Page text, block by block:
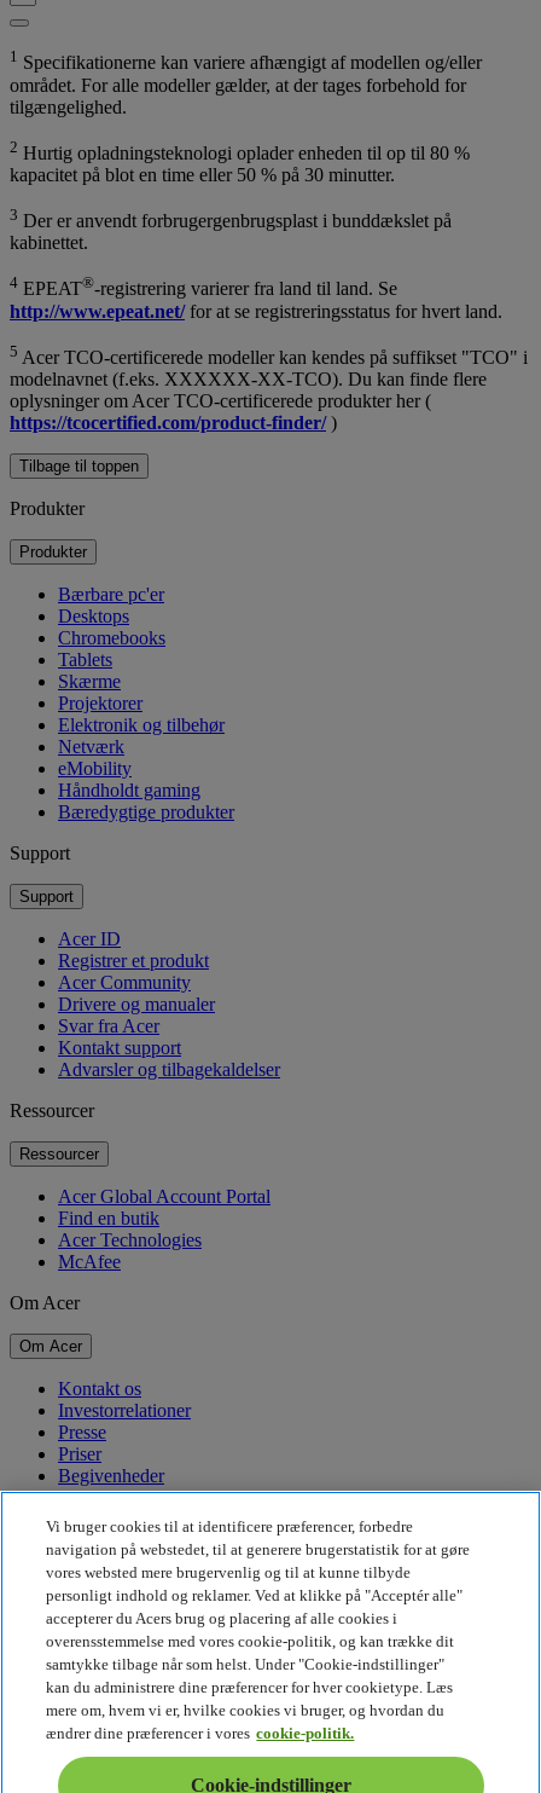
1 Specifikationerne kan variere afhængigt af modellen og/eller
området. For alle modeller gælder, at der tages forbehold for
tilgængelighed.
2 Hurtig opladningsteknologi oplader enheden til op til 80 %
kapacitet på blot en time eller 50 % på 30 minutter.
3 Der er anvendt forbrugergenbrugsplast i bunddækslet på
kabinettet.
4 EPEAT®-registrering varierer fra land til land. Se
http://www.epeat.net/for at se registreringsstatus for hvert land.
5 Acer TCO-certificerede modeller kan kendes på suffikset "TCO" i
modelnavnet (f.eks. XXXXXX-XX-TCO). Du kan finde flere
oplysninger om Acer TCO-certificerede produkter her (
https://tcocertified.com/product-finder/)
Tilbage til toppen
Produkter
Produkter
Bærbare pc'er
Desktops
Chromebooks
Tablets
Skærme
Projektorer
Elektronik og tilbehør
Netværk
eMobility
Håndholdt gaming
Bæredygtige produkter
Support
Support
Acer ID
Registrer et produkt
Acer Community
Drivere og manualer
Svar fra Acer
Kontakt support
Advarsler og tilbagekaldelser
Ressourcer
Ressourcer
Acer Global Account Portal
Find en butik
Acer Technologies
McAfee
Om Acer
Om Acer
Kontakt os
Investorrelationer
Presse
Priser
Begivenheder
Bæredygtighed
Bæredygtighed
Virksomhedens sociale ansvar
CO2-aftryk for produkt
Project Humanity
Earthion
Fortrolighedspolitik
Cookiepolitik
Juridisk meddelelse
Yderligere juridiske oplysninger
Vi bruger cookies til at identificere præferencer, forbedre
navigation på webstedet, til at generere brugerstatistik for at gøre
vores websted mere brugervenlig og til at kunne tilbyde
personligt indhold og reklamer. Ved at klikke på "Acceptér alle"
accepterer du Acers brug og placering af alle cookies i
overensstemmelse med vores cookie-politik, og kan trække dit
samtykke tilbage når som helst. Under "Cookie-indstillinger"
kan du administrere dine præferencer for hver cookietype. Læs
mere om, hvem vi er, hvilke cookies vi bruger, og hvordan du
ændrer dine præferencer i vores cookie-politik.
Cookie-indstillinger